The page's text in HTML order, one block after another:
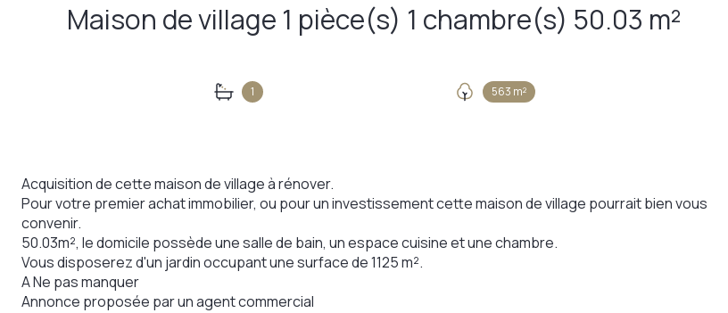
Maison de village 1 pièce(s) 1 chambre(s) 50.03 m²
1 563 m²
Acquisition de cette maison de village à rénover.
Pour votre premier achat immobilier, ou pour un investissement cette maison de village pourrait bien vous
convenir.
50.03m², le domicile possède une salle de bain, un espace cuisine et une chambre.
Vous disposerez d'un jardin occupant une surface de 1125 m².
A Ne pas manquer
Annonce proposée par un agent commercial